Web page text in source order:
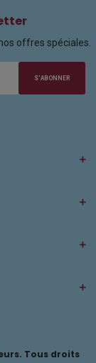
offres spéciales.
S'ABONNER
Tous droits